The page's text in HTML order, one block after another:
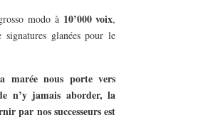
modo à 10’000 voix,
glanées pour le
marée nous porte vers
n’y jamais aborder, la
par nos successeurs est